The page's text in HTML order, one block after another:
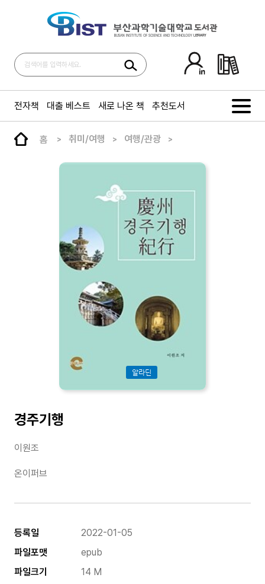
전자책 대출 베스트 새로 나온 책 추천도서
홈 취미/여행 여행/관광
알라딘
경주기행
이원조
온이퍼브
등록일
2022-01-05
파일포맷
epub
파일크기
14 M